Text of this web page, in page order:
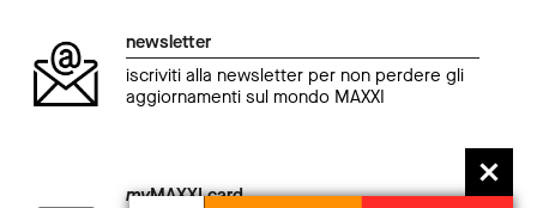
newsletter
iscriviti alla newsletter per non perdere gli
aggiornamenti sul mondo MAXXI
myMAXXI card